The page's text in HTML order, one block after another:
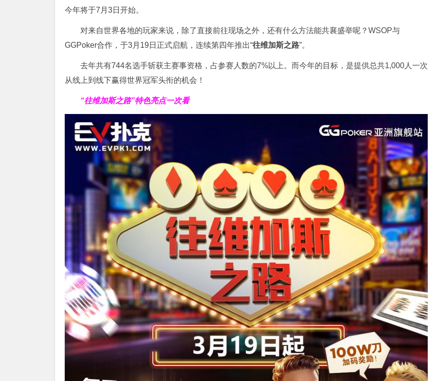
今年将于7月3日开始。
对来自世界各地的玩家来说，除了直接前往现场之外，还有什么方法能共襄盛举呢？WSOP与
GGPoker合作，于3月19日正式启航，连续第四年推出“往维加斯之路”。
去年共有744名选手斩获主赛事资格，占参赛人数的7%以上。而今年的目标，是提供总共1,000人一次
从线上到线下赢得世界冠军头衔的机会！
“往维加斯之路”特色亮点一次看